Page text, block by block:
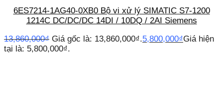
6ES7214-1AG40-0XB0 Bộ vi xử lý SIMATIC S7-1200
1214C DC/DC/DC 14DI / 10DQ / 2AI Siemens
13,860,000₫ Giá gốc là: 13,860,000₫.5,800,000₫Giá hiện
tại là: 5,800,000₫.